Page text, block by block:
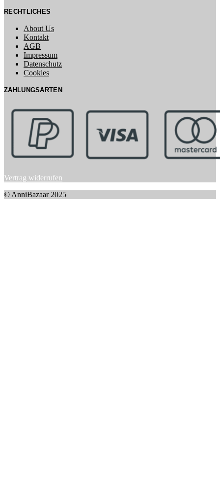
RECHTLICHES
About Us
Kontakt
AGB
Impressum
Datenschutz
Cookies
ZAHLUNGSARTEN
Vertrag widerrufen
© AnniBazaar 2025